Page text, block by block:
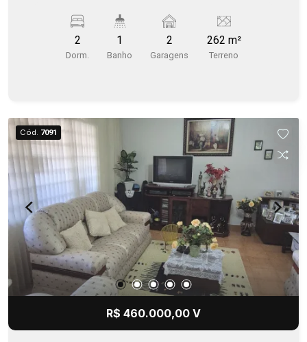
2
Dorm.
1
Banho
2
Garagens
262 m²
Terreno
Cód. 7091
R$ 460.000,00 V